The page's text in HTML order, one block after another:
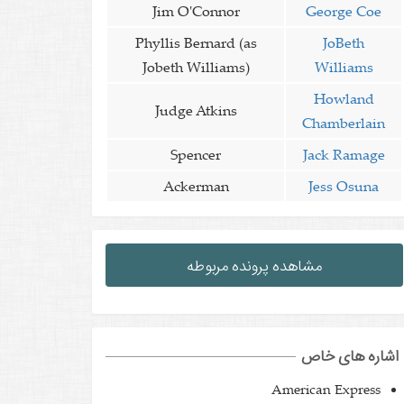
George Coe
Jim O'Connor
JoBeth
Williams
Phyllis Bernard (as
Jobeth Williams)
Howland
Chamberlain
Judge Atkins
Jack Ramage
Spencer
Jess Osuna
Ackerman
مشاهده پرونده مربوطه
اشاره های خاص
American Express